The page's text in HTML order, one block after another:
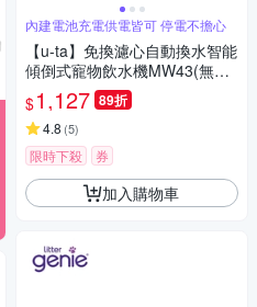
內建電池充電供電皆可 停電不擔心
【u-ta】免換濾心自動換水智能
傾倒式寵物飲水機MW43(無線
版 專利設計 傾倒式換水 無濾芯
0耗材 貓 狗 寵物飲水機)
$1,127 89折
4.8 (5)
限時下殺 券
加入購物車